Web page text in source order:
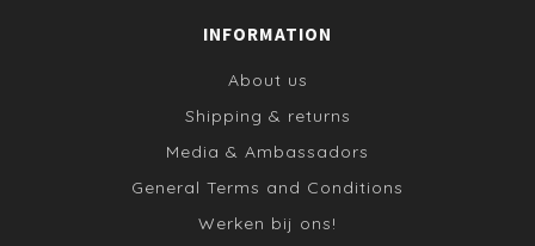
INFORMATION
About us
Shipping & returns
Media & Ambassadors
General Terms and Conditions
Werken bij ons!